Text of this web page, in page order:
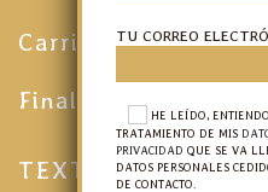
Carrito
Finalizar compra
TEXTOS LEGALES
TU CORREO
HE LEÍDO,
TRATAMIENTO DE MIS
PRIVACIDAD QUE SE VA
DATOS PERSONALES
DE CONTACTO.